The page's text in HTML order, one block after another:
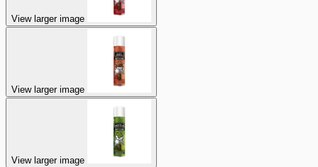
View larger image
View larger image
View larger image